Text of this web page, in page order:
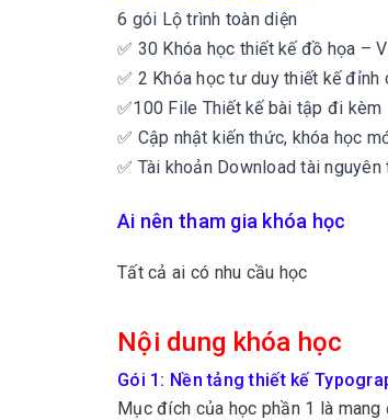
6 gói Lộ trình toàn diện
✅ 30 Khóa học thiết kế đồ họa –
✅ 2 Khóa học tư duy thiết kế đỉnh
✅100 File Thiết kế bài tập đi kèm
✅ Cập nhật kiến thức, khóa học
✅ Tài khoản Download tài
Ai nên tham gia khóa học
Tất cả ai có nhu cầu học
Nội dung khóa học
Gói 1: Nền tảng thiết kế
Mục đích của học phần 1 là